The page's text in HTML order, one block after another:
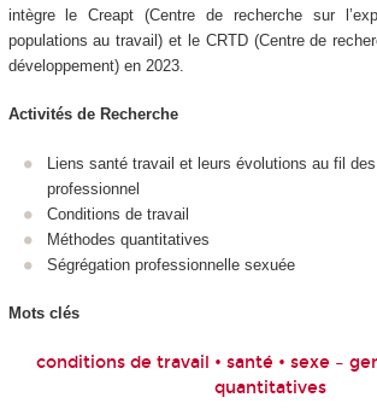
intègre le Creapt (Centre de recherche sur
populations au travail) et le CRTD (Centre de
développement) en 2023.
Activités de Recherche
Liens santé travail et leurs évolutions au fil
professionnel
Conditions de travail
Méthodes quantitatives
Ségrégation professionnelle sexuée
Mots clés
conditions de travail • santé • sexe –
quantitatives